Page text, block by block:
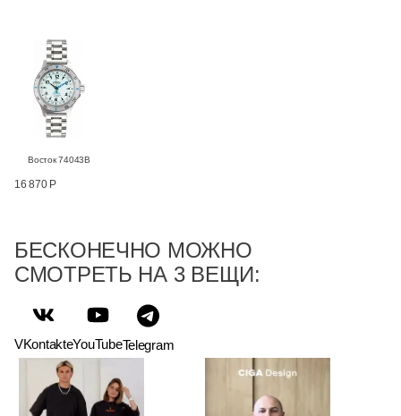
Восток 74043В
16 870 Р
БЕСКОНЕЧНО МОЖНО
СМОТРЕТЬ НА 3 ВЕЩИ:
VKontakteYouTubeTelegram